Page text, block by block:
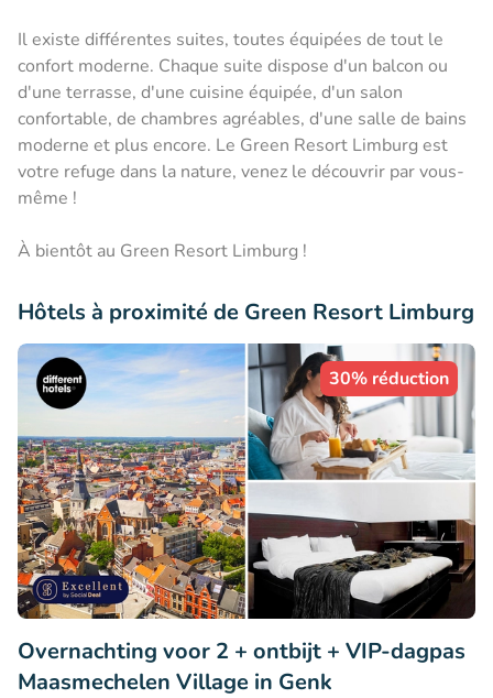
Il existe différentes suites, toutes équipées de tout le
confort moderne. Chaque suite dispose d'un balcon ou
d'une terrasse, d'une cuisine équipée, d'un salon
confortable, de chambres agréables, d'une salle de bains
moderne et plus encore. Le Green Resort Limburg est
votre refuge dans la nature, venez le découvrir par vous-
même !
À bientôt au Green Resort Limburg !
Hôtels à proximité de Green Resort Limburg
30% réduction
Overnachting voor 2 + ontbijt + VIP-dagpas
Maasmechelen Village in Genk